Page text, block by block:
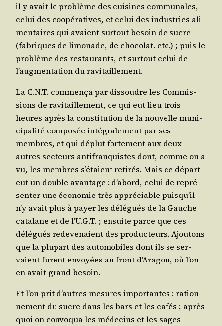
il y avait le pro­blème des cui­sines com­mu­nales,
celui des coopé­ra­tives, et celui des indus­tries ali­
men­taires qui avaient sur­tout besoin de sucre
(fabriques de limo­nade, de cho­co­lat. etc.) ; puis le
pro­blème des res­tau­rants, et sur­tout celui de
l’aug­men­ta­tion du ravitaillement.
La C.N.T. com­men­ça par dis­soudre les Com­mis­
sions de ravi­taille­ment, ce qui eut lieu trois
heures après la consti­tu­tion de la nou­velle muni­
ci­pa­li­té com­po­sée inté­gra­le­ment par ses
membres, et qui déplut for­te­ment aux deux
autres sec­teurs anti­fran­quistes dont, comme on a
vu, les membres s’é­taient reti­rés. Mais ce départ
eut un double avan­tage : d’a­bord, celui de repré­
sen­ter une éco­no­mie très appré­ciable puis­qu’il
n’y avait plus à payer les délé­gués de la Gauche
cata­lane et de l’U.G.T. ; ensuite parce que ces
délé­gués rede­ve­naient des pro­duc­teurs. Ajou­tons
que la plu­part des auto­mo­biles dont ils se ser­
vaient furent envoyées au front d’A­ra­gon, où l’on
en avait grand besoin.
Et l’on prit d’autres mesures impor­tantes : ration­
ne­ment du sucre dans les bars et les cafés ; après
quoi on convo­qua les méde­cins et les sages-